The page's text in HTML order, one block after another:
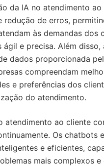
da IA no atendimento
redução de erros,
às demandas dos
ágil e precisa. Além disso,
dados proporcionada
compreendam
e preferências dos
do atendimento.
atendimento ao cliente
Os chatbots
e eficientes,
mais complexos e